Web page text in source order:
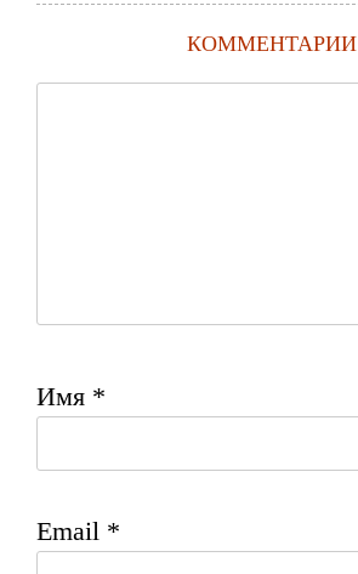
КОММЕНТАРИИ
Имя *
Email *